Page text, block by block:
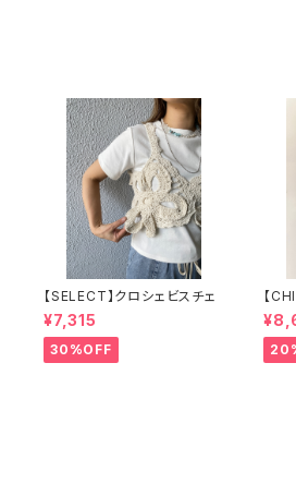
【SELECT】クロシェビスチェ
¥7,315
30%OFF
【
Tシ